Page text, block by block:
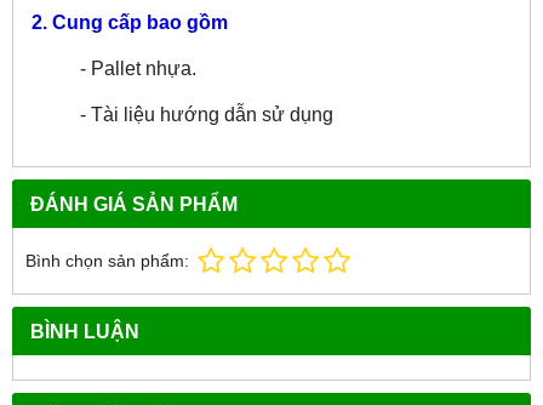
2. Cung cấp bao gồm
- Pallet nhựa.
- Tài liệu hướng dẫn sử dụng
ĐÁNH GIÁ SẢN PHẨM
Bình chọn sản phẩm:
BÌNH LUẬN